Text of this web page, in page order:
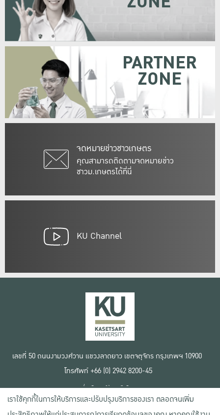
จดหมายข่าวชาวเกษตร
คุณสามารถติดตามจดหมายข่าว
ชาวม.เกษตรได้ที่นี่
PARTNER
ZONE
KU Channel
เลขที่ 50 ถนนงามวงศ์วาน แขวงลาดยาว เขตจตุจักร กรุงเทพฯ 10900
โทรศัพท์ +66 (0) 2942 8200-45
เงื่อนไขการใช้งานเว็บไซต์
ข้อตกลงด้านสิทธิ์ใช้งาน
นโยบายความเป็นส่วนตัว
เราใช้คุกกี้ในการให้บริการและปรับปรุงบริการของเรา ตลอดจนเพิ่ม